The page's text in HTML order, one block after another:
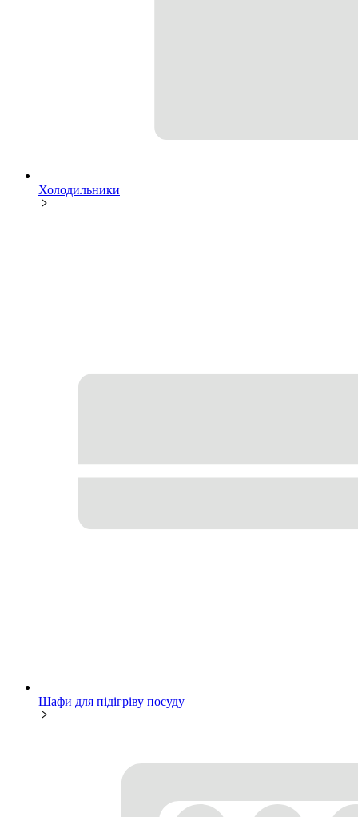
Холодильники
Шафи для підігріву посуду